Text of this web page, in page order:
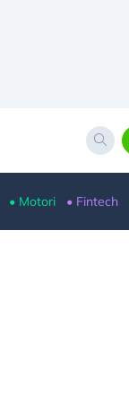
• Motori • Fintech